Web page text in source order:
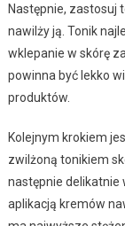
Następnie, zastosuj
nawilży ją. Tonik
wklepanie w skórę
powinna być lekko
produktów.
Kolejnym krokiem
zwilżoną tonikiem
następnie delikatnie
aplikacją kremów